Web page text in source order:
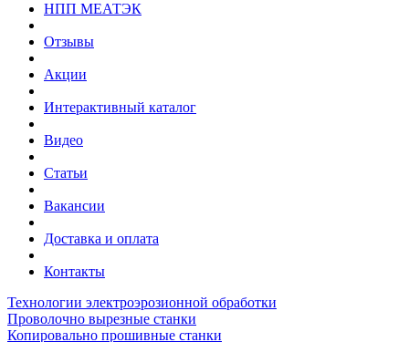
НПП МЕАТЭК
Отзывы
Акции
Интерактивный каталог
Видео
Статьи
Вакансии
Доставка и оплата
Контакты
Технологии электроэрозионной обработки
Проволочно вырезные станки
Копировально прошивные станки